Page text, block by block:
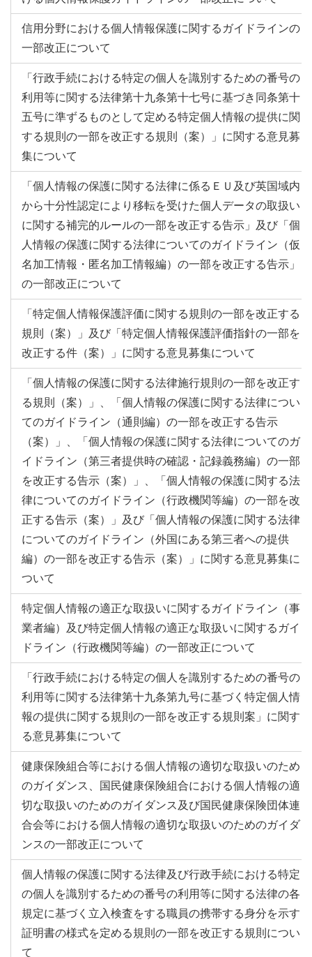
信用分野における個人情報保護に関するガイドラインの
一部改正について
「行政手続における特定の個人を識別するための番号の
利用等に関する法律第十九条第十七号に基づき同条第十
五号に準ずるものとして定める特定個人情報の提供に関
する規則の一部を改正する規則（案）」に関する意見募
集について
「個人情報の保護に関する法律に係るＥＵ及び英国域内
から十分性認定により移転を受けた個人データの取扱い
に関する補完的ルールの一部を改正する告示」及び「個
人情報の保護に関する法律についてのガイドライン（仮
名加工情報・匿名加工情報編）の一部を改正する告示」
の一部改正について
「特定個人情報保護評価に関する規則の一部を改正する
規則（案）」及び「特定個人情報保護評価指針の一部を
改正する件（案）」に関する意見募集について
「個人情報の保護に関する法律施行規則の一部を改正す
る規則（案）」、「個人情報の保護に関する法律につい
てのガイドライン（通則編）の一部を改正する告示
（案）」、「個人情報の保護に関する法律についてのガ
イドライン（第三者提供時の確認・記録義務編）の一部
を改正する告示（案）」、「個人情報の保護に関する法
律についてのガイドライン（行政機関等編）の一部を改
正する告示（案）」及び「個人情報の保護に関する法律
についてのガイドライン（外国にある第三者への提供
編）の一部を改正する告示（案）」に関する意見募集に
ついて
特定個人情報の適正な取扱いに関するガイドライン（事
業者編）及び特定個人情報の適正な取扱いに関するガイ
ドライン（行政機関等編）の一部改正について
「行政手続における特定の個人を識別するための番号の
利用等に関する法律第十九条第九号に基づく特定個人情
報の提供に関する規則の一部を改正する規則案」に関す
る意見募集について
健康保険組合等における個人情報の適切な取扱いのため
のガイダンス、国民健康保険組合における個人情報の適
切な取扱いのためのガイダンス及び国民健康保険団体連
合会等における個人情報の適切な取扱いのためのガイダ
ンスの一部改正について
個人情報の保護に関する法律及び行政手続における特定
の個人を識別するための番号の利用等に関する法律の各
規定に基づく立入検査をする職員の携帯する身分を示す
証明書の様式を定める規則の一部を改正する規則につい
て